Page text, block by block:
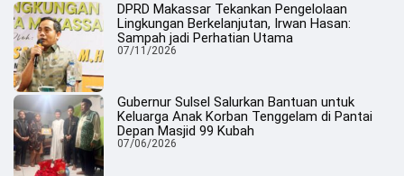
DPRD Makassar Tekankan Pengelolaan
Lingkungan Berkelanjutan, Irwan Hasan:
Sampah jadi Perhatian Utama
07/11/2026
Gubernur Sulsel Salurkan Bantuan untuk
Keluarga Anak Korban Tenggelam di Pantai
Depan Masjid 99 Kubah
07/06/2026